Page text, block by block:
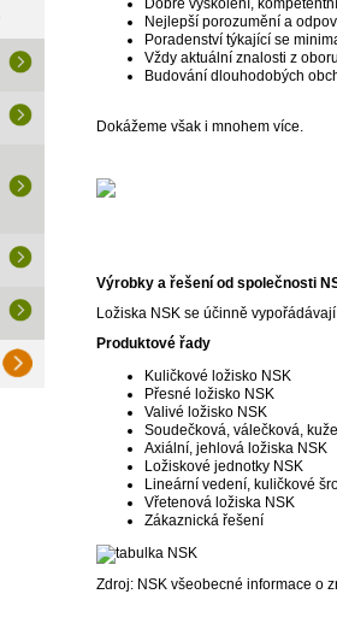
Dobře vyškolení,
Nejlepší porozumění a
Poradenství týkající se
Vždy aktuální znalosti z
Budování dlouhodobých
Dokážeme však i mnohem více.
Výrobky a řešení od společnosti
Ložiska NSK se účinně
Produktové řady
Kuličkové ložisko NSK
Přesné ložisko NSK
Valivé ložisko NSK
Soudečková, válečková,
Axiální, jehlová ložiska NSK
Ložiskové jednotky NSK
Lineární vedení, kuličkové
Vřetenová ložiska NSK
Zákaznická řešení
Zdroj: NSK všeobecné informace o